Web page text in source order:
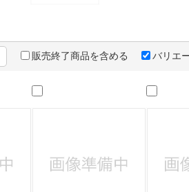
販売終了商品を含める バリエ